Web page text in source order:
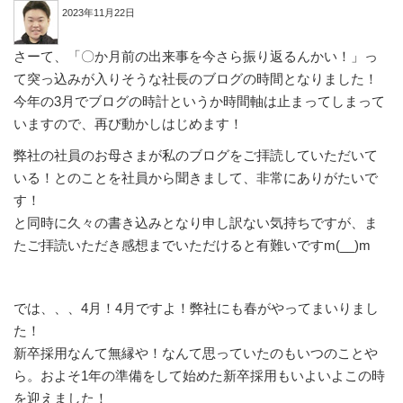
2023年11月22日
さーて、「〇か月前の出来事を今さら振り返るんかい！」っ
て突っ込みが入りそうな社長のブログの時間となりました！
今年の3月でブログの時計というか時間軸は止まってしまって
いますので、再び動かしはじめます！
弊社の社員のお母さまが私のブログをご拝読していただいて
いる！とのことを社員から聞きまして、非常にありがたいで
す！
と同時に久々の書き込みとなり申し訳ない気持ちですが、ま
たご拝読いただき感想までいただけると有難いですm(__)m
では、、、4月！4月ですよ！弊社にも春がやってまいりまし
た！
新卒採用なんて無縁や！なんて思っていたのもいつのことや
ら。およそ1年の準備をして始めた新卒採用もいよいよこの時
を迎えました！